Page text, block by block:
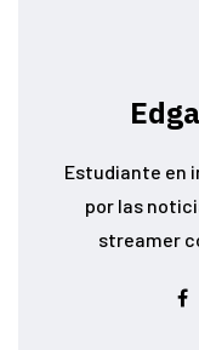
Estudiante en
por las
streamer